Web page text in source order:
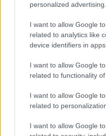
personalized advertising.
I want to allow Google
related to analytics like
device identifiers in apps.
I want to allow Google
related to functionality
I want to allow Google
related to
I want to allow Google